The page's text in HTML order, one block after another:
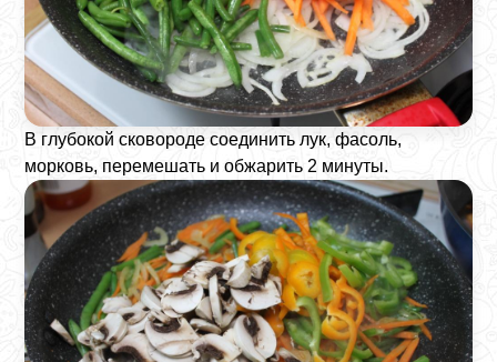
В глубокой сковороде соединить лук, фасоль,
морковь, перемешать и обжарить 2 минуты.